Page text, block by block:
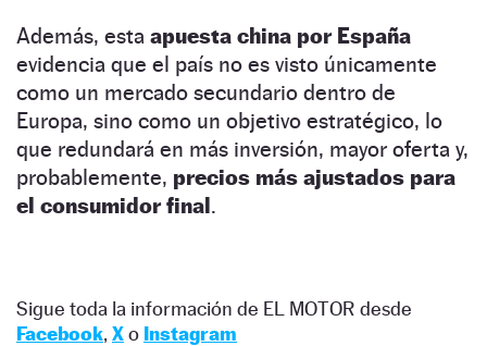
Además, esta apuesta china por España
evidencia que el país no es visto únicamente
como un mercado secundario dentro de
Europa, sino como un objetivo estratégico, lo
que redundará en más inversión, mayor oferta y,
probablemente, precios más ajustados para
el consumidor final.
Sigue toda la información de EL MOTOR desde
Facebook, Xo Instagram